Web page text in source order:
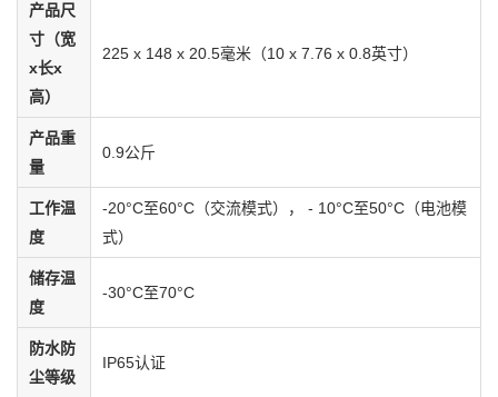
产品尺
寸（宽
x长x
高）
225 x 148 x 20.5毫米（10 x 7.76 x 0.8英寸）
产品重
量
0.9公斤
工作温
度
-20°C至60°C（交流模式）， - 10°C至50°C（电池模
式）
储存温
度
-30°C至70°C
防水防
尘等级
IP65认证